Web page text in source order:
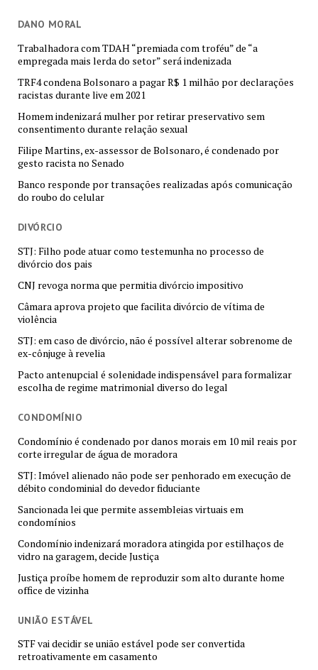
DANO MORAL
Trabalhadora com TDAH “premiada com troféu” de “a
empregada mais lerda do setor” será indenizada
TRF4 condena Bolsonaro a pagar R$ 1 milhão por declarações
racistas durante live em 2021
Homem indenizará mulher por retirar preservativo sem
consentimento durante relação sexual
Filipe Martins, ex-assessor de Bolsonaro, é condenado por
gesto racista no Senado
Banco responde por transações realizadas após comunicação
do roubo do celular
DIVÓRCIO
STJ: Filho pode atuar como testemunha no processo de
divórcio dos pais
CNJ revoga norma que permitia divórcio impositivo
Câmara aprova projeto que facilita divórcio de vítima de
violência
STJ: em caso de divórcio, não é possível alterar sobrenome de
ex-cônjuge à revelia
Pacto antenupcial é solenidade indispensável para formalizar
escolha de regime matrimonial diverso do legal
CONDOMÍNIO
Condomínio é condenado por danos morais em 10 mil reais por
corte irregular de água de moradora
STJ: Imóvel alienado não pode ser penhorado em execução de
débito condominial do devedor fiduciante
Sancionada lei que permite assembleias virtuais em
condomínios
Condomínio indenizará moradora atingida por estilhaços de
vidro na garagem, decide Justiça
Justiça proíbe homem de reproduzir som alto durante home
office de vizinha
UNIÃO ESTÁVEL
STF vai decidir se união estável pode ser convertida
retroativamente em casamento